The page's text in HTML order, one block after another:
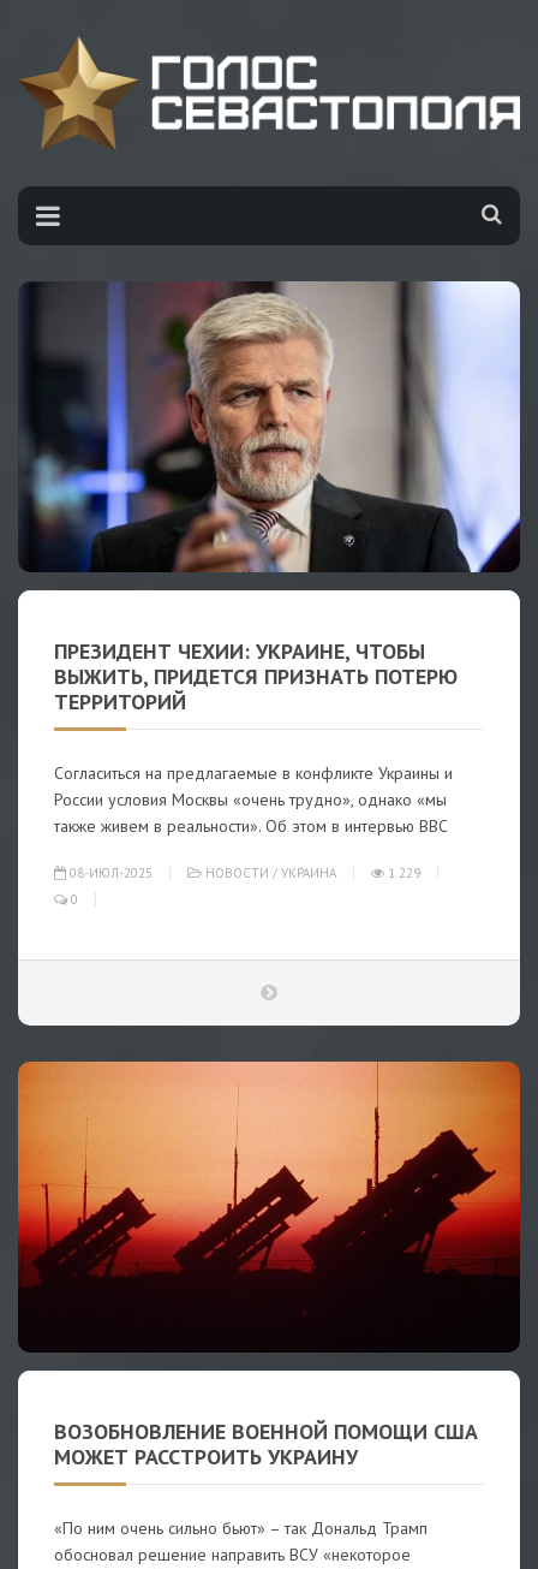
ПРЕЗИДЕНТ ЧЕХИИ: УКРАИНЕ, ЧТОБЫ
ВЫЖИТЬ, ПРИДЕТСЯ ПРИЗНАТЬ ПОТЕРЮ
ТЕРРИТОРИЙ
Согласиться на предлагаемые в конфликте Украины и
России условия Москвы «очень трудно», однако «мы
также живем в реальности». Об этом в интервью ВВС
08-ИЮЛ-2025 НОВОСТИ / УКРАИНА
1 229
0
ВОЗОБНОВЛЕНИЕ ВОЕННОЙ ПОМОЩИ США
МОЖЕТ РАССТРОИТЬ УКРАИНУ
«По ним очень сильно бьют» – так Дональд Трамп
обосновал решение направить ВСУ «некоторое